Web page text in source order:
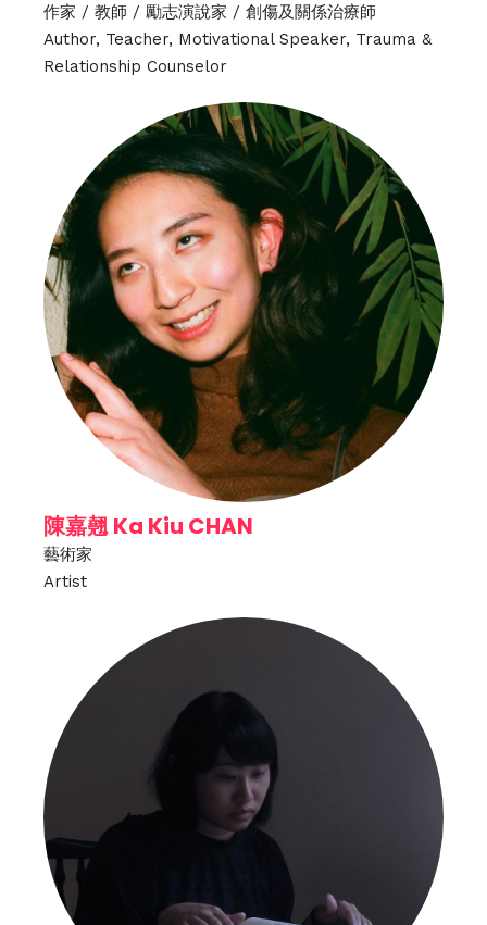
作家 / 教師 / 勵志演說家 / 創傷及關係治療師
Author, Teacher, Motivational Speaker, Trauma &
Relationship Counselor
陳嘉翹 Ka Kiu CHAN
藝術家
Artist